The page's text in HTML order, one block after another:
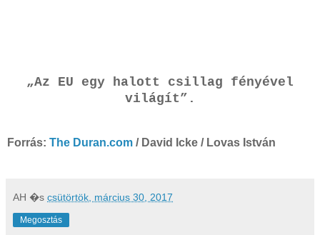
„Az EU egy halott csillag fényével
világít”.
Forrás: The Duran.com / David Icke / Lovas István
AH �s csütörtök, március 30, 2017
Megosztás